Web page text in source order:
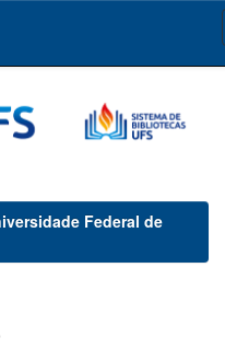
Federal de